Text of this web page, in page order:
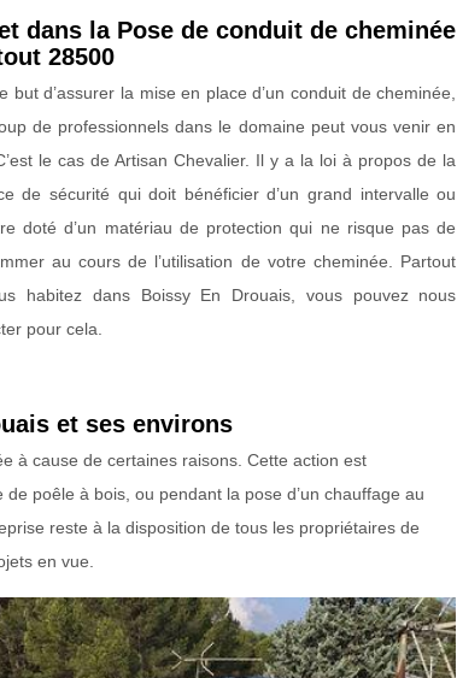
dans la Pose de conduit de cheminée
28500
but d’assurer la mise en place d’un conduit de cheminée,
de professionnels dans le domaine peut vous venir en
le cas de Artisan Chevalier. Il y a la loi à propos de la
de sécurité qui doit bénéficier d’un grand intervalle ou
doté d’un matériau de protection qui ne risque pas de
au cours de l’utilisation de votre cheminée. Partout
habitez dans Boissy En Drouais, vous pouvez nous
pour cela.
et ses environs
à cause de certaines raisons. Cette action est
poêle à bois, ou pendant la pose d’un chauffage au
reste à la disposition de tous les propriétaires de
en vue.